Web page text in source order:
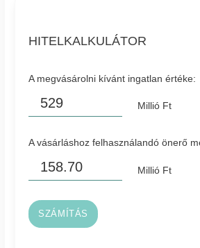
HITELKALKULÁTOR
A megvásárolni kívánt ingatlan értéke:
Millió Ft
A vásárláshoz felhasználandó önerő
Millió Ft
SZÁMÍTÁS